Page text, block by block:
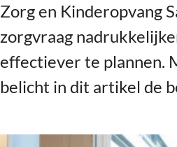
Zorg en Kinderopvang
zorgvraag
effectiever te plannen.
belicht in dit artikel de